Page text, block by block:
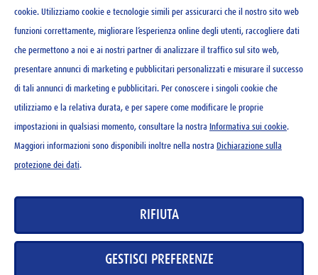
cookie. Utilizziamo cookie e tecnologie simili per assicurarci che il nostro sito web
funzioni correttamente, migliorare l’esperienza online degli utenti, raccogliere dati
che permettono a noi e ai nostri partner di analizzare il traffico sul sito web,
presentare annunci di marketing e pubblicitari personalizzati e misurare il successo
di tali annunci di marketing e pubblicitari. Per conoscere i singoli cookie che
utilizziamo e la relativa durata, e per sapere come modificare le proprie
impostazioni in qualsiasi momento, consultare la nostra Informativa sui cookie.
Maggiori informazioni sono disponibili inoltre nella nostra Dichiarazione sulla
protezione dei dati.
RIFIUTA
GESTISCI PREFERENZE